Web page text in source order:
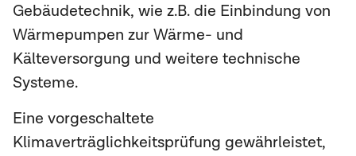
Gebäudetechnik, wie z.B. die Einbindung von
Wärmepumpen zur Wärme- und
Kälteversorgung und weitere technische
Systeme.
Eine vorgeschaltete
Klimaverträglichkeitsprüfung gewährleistet,